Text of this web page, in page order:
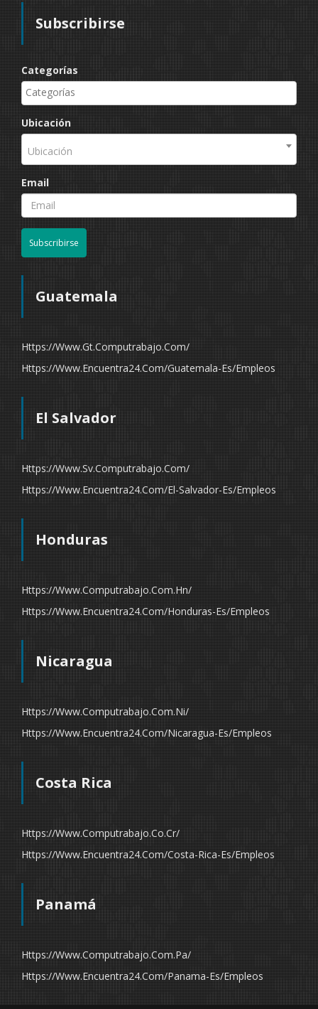
Subscribirse
Categorías
Ubicación
Ubicación
Email
Subscribirse
Guatemala
Https://www.gt.computrabajo.com/
Https://www.encuentra24.com/guatemala-Es/empleos
El Salvador
Https://www.sv.computrabajo.com/
Https://www.encuentra24.com/el-Salvador-Es/empleos
Honduras
Https://www.computrabajo.com.hn/
Https://www.encuentra24.com/honduras-Es/empleos
Nicaragua
Https://www.computrabajo.com.ni/
Https://www.encuentra24.com/nicaragua-Es/empleos
Costa Rica
Https://www.computrabajo.co.cr/
Https://www.encuentra24.com/costa-Rica-Es/empleos
Panamá
Https://www.computrabajo.com.pa/
Https://www.encuentra24.com/panama-Es/empleos